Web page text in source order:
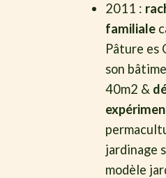
2011 :
familiale
Pâture es
son
40m2 &
jardinage
modèle